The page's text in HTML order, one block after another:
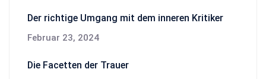
Der richtige Umgang mit dem inneren Kritiker
Februar 23, 2024
Die Facetten der Trauer